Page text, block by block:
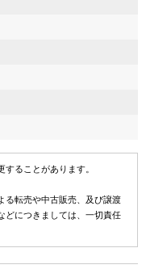
ることがあります。
る転売や中古販売、及び譲渡
どにつきましては、一切責任